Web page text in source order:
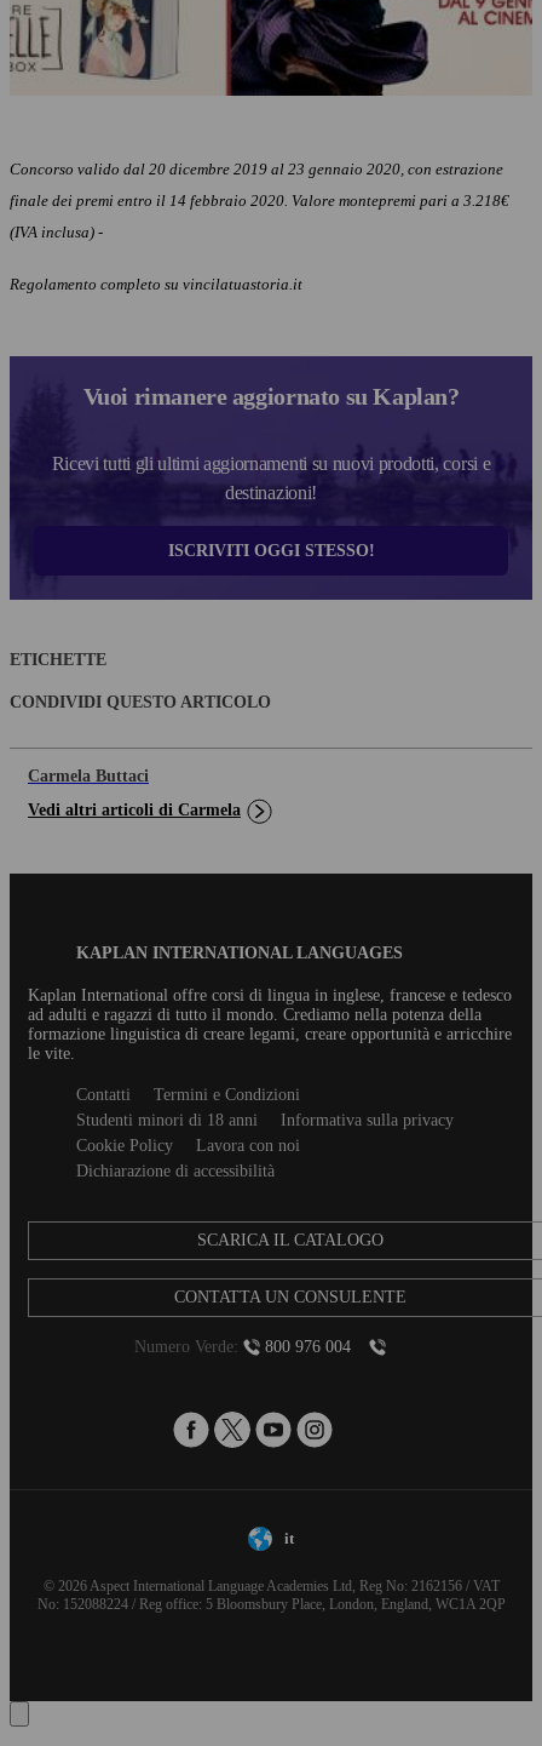
Concorso valido dal 20 dicembre 2019 al 23 gennaio 2020, con estrazione
finale dei premi entro il 14 febbraio 2020. Valore montepremi pari a 3.218€
(IVA inclusa) -
Regolamento completo su vincilatuastoria.it
Vuoi rimanere aggiornato su Kaplan?
Ricevi tutti gli ultimi aggiornamenti su nuovi prodotti, corsi e
destinazioni!
ISCRIVITI OGGI STESSO!
ETICHETTE
CONDIVIDI QUESTO ARTICOLO
Carmela Buttaci
Vedi altri articoli di Carmela
KAPLAN INTERNATIONAL LANGUAGES
Kaplan International offre corsi di lingua in inglese, francese e tedesco
ad adulti e ragazzi di tutto il mondo. Crediamo nella potenza della
formazione linguistica di creare legami, creare opportunità e arricchire
le vite.
Secondary
Contatti
Termini e Condizioni
Studenti minori di 18 anni
Informativa sulla privacy
Cookie Policy
Lavora con noi
Dichiarazione di accessibilità
SCARICA IL CATALOGO
CONTATTA UN CONSULENTE
Numero Verde: 800 976 004
it
© 2026 Aspect International Language Academies Ltd, Reg No: 2162156 / VAT
No: 152088224 / Reg office: 5 Bloomsbury Place, London, England, WC1A 2QP